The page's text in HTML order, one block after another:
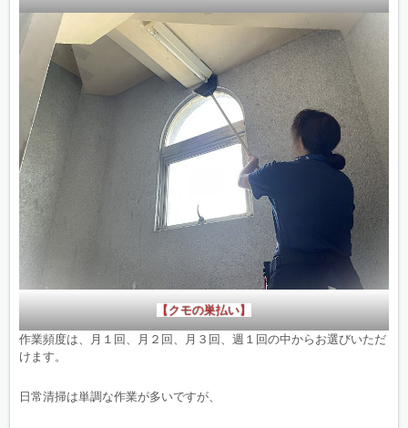
【クモの巣払い】
作業頻度は、月１回、月２回、月３回、週１回の中からお選びいただ
けます。
日常清掃は単調な作業が多いですが、